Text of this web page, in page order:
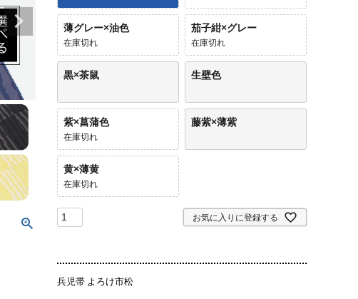
薄グレー×油色
在庫切れ
茄子紺×グレー
在庫切れ
黒×茶鼠 生壁色
紫×菖蒲色
在庫切れ
藤紫×薄紫
黄×薄黄
在庫切れ
お気に入りに登録する
兵児帯 よろけ市松